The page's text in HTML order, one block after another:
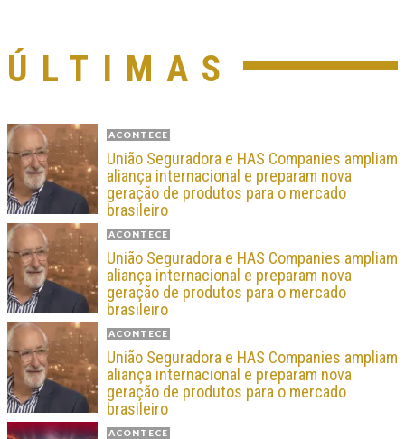
ÚLTIMAS
ACONTECE
União Seguradora e HAS Companies ampliam
aliança internacional e preparam nova
geração de produtos para o mercado
brasileiro
ACONTECE
União Seguradora e HAS Companies ampliam
aliança internacional e preparam nova
geração de produtos para o mercado
brasileiro
ACONTECE
União Seguradora e HAS Companies ampliam
aliança internacional e preparam nova
geração de produtos para o mercado
brasileiro
ACONTECE